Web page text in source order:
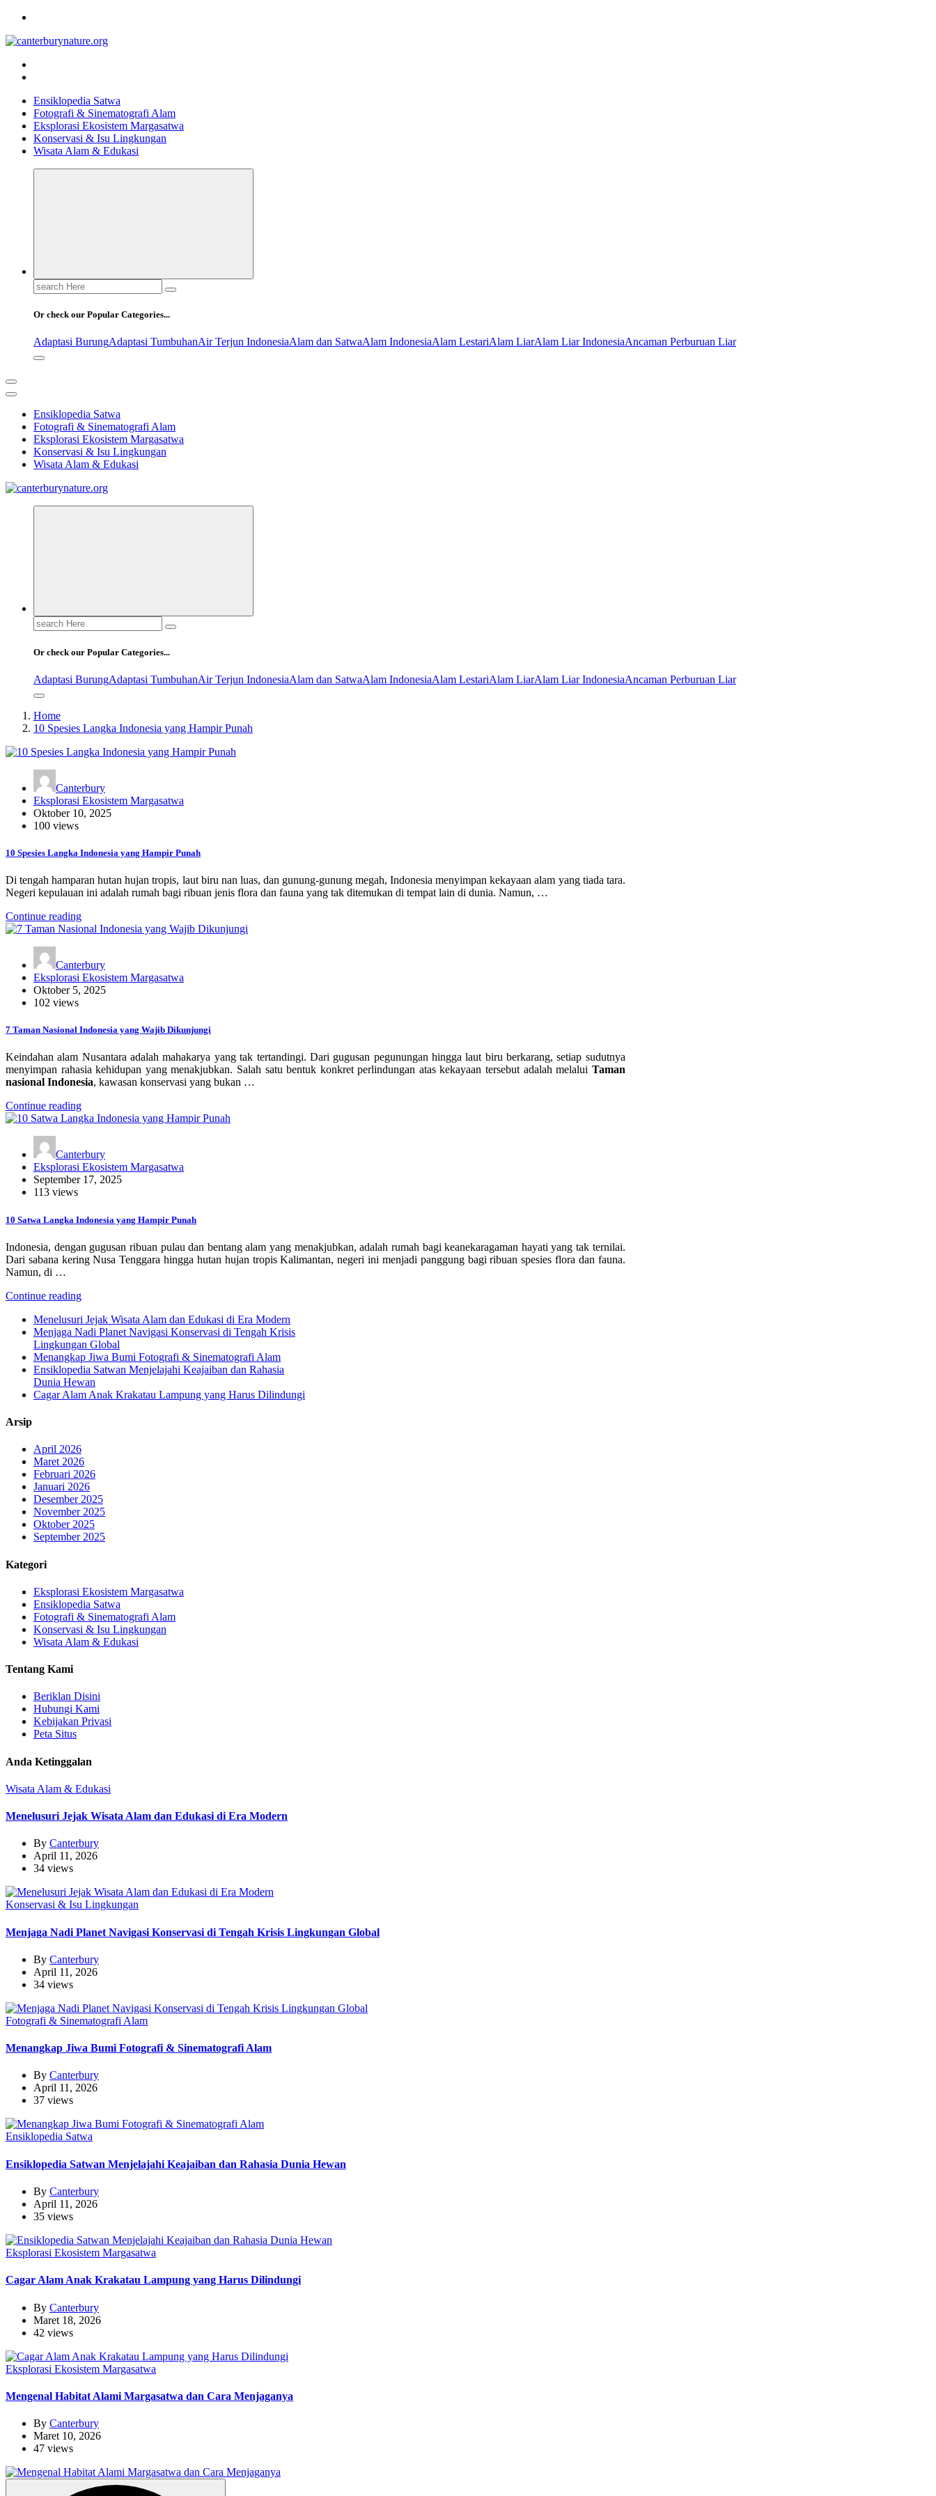
Skip
content
Tur Alam dan Margasatwa Terbaik di Canterbury
Ensiklopedia Satwa
Fotografi & Sinematografi Alam
Eksplorasi Ekosistem Margasatwa
Konservasi & Isu Lingkungan
Wisata Alam & Edukasi
Search
for:
Or check our Popular Categories...
Adaptasi BurungAdaptasi TumbuhanAir Terjun IndonesiaAlam dan SatwaAlam IndonesiaAlam LestariAlam LiarAlam Liar IndonesiaAncaman Perburuan Liar
Ensiklopedia Satwa
Fotografi & Sinematografi Alam
Eksplorasi Ekosistem Margasatwa
Konservasi & Isu Lingkungan
Wisata Alam & Edukasi
Tur Alam dan Margasatwa Terbaik di Canterbury
Search
for:
Or check our Popular Categories...
Adaptasi BurungAdaptasi TumbuhanAir Terjun IndonesiaAlam dan SatwaAlam IndonesiaAlam LestariAlam LiarAlam Liar IndonesiaAncaman Perburuan Liar
Home
10 Spesies Langka Indonesia yang Hampir Punah
Canterbury
Eksplorasi Ekosistem Margasatwa
Oktober 10, 2025
100 views
10 Spesies Langka Indonesia yang Hampir Punah
Di tengah hamparan hutan hujan tropis, laut biru nan luas, dan gunung-gunung megah, Indonesia menyimpan kekayaan alam yang tiada tara.
Negeri kepulauan ini adalah rumah bagi ribuan jenis flora dan fauna yang tak ditemukan di tempat lain di dunia. Namun, …
Continue reading
Canterbury
Eksplorasi Ekosistem Margasatwa
Oktober 5, 2025
102 views
7 Taman Nasional Indonesia yang Wajib Dikunjungi
Keindahan alam Nusantara adalah mahakarya yang tak tertandingi. Dari gugusan pegunungan hingga laut biru berkarang, setiap sudutnya
menyimpan rahasia kehidupan yang menakjubkan. Salah satu bentuk konkret perlindungan atas kekayaan tersebut adalah melalui Taman
nasional Indonesia, kawasan konservasi yang bukan …
Continue reading
Canterbury
Eksplorasi Ekosistem Margasatwa
September 17, 2025
113 views
10 Satwa Langka Indonesia yang Hampir Punah
Indonesia, dengan gugusan ribuan pulau dan bentang alam yang menakjubkan, adalah rumah bagi keanekaragaman hayati yang tak ternilai.
Dari sabana kering Nusa Tenggara hingga hutan hujan tropis Kalimantan, negeri ini menjadi panggung bagi ribuan spesies flora dan fauna.
Namun, di …
Continue reading
Menelusuri Jejak Wisata Alam dan Edukasi di Era Modern
Menjaga Nadi Planet Navigasi Konservasi di Tengah Krisis
Lingkungan Global
Menangkap Jiwa Bumi Fotografi & Sinematografi Alam
Ensiklopedia Satwan Menjelajahi Keajaiban dan Rahasia
Dunia Hewan
Cagar Alam Anak Krakatau Lampung yang Harus Dilindungi
Arsip
April 2026
Maret 2026
Februari 2026
Januari 2026
Desember 2025
November 2025
Oktober 2025
September 2025
Kategori
Eksplorasi Ekosistem Margasatwa
Ensiklopedia Satwa
Fotografi & Sinematografi Alam
Konservasi & Isu Lingkungan
Wisata Alam & Edukasi
Tentang Kami
Beriklan Disini
Hubungi Kami
Kebijakan Privasi
Peta Situs
Anda Ketinggalan
Wisata Alam & Edukasi
Menelusuri Jejak Wisata Alam dan Edukasi di Era Modern
By Canterbury
April 11, 2026
34 views
Konservasi & Isu Lingkungan
Menjaga Nadi Planet Navigasi Konservasi di Tengah Krisis Lingkungan Global
By Canterbury
April 11, 2026
34 views
Fotografi & Sinematografi Alam
Menangkap Jiwa Bumi Fotografi & Sinematografi Alam
By Canterbury
April 11, 2026
37 views
Ensiklopedia Satwa
Ensiklopedia Satwan Menjelajahi Keajaiban dan Rahasia Dunia Hewan
By Canterbury
April 11, 2026
35 views
Eksplorasi Ekosistem Margasatwa
Cagar Alam Anak Krakatau Lampung yang Harus Dilindungi
By Canterbury
Maret 18, 2026
42 views
Eksplorasi Ekosistem Margasatwa
Mengenal Habitat Alami Margasatwa dan Cara Menjaganya
By Canterbury
Maret 10, 2026
47 views